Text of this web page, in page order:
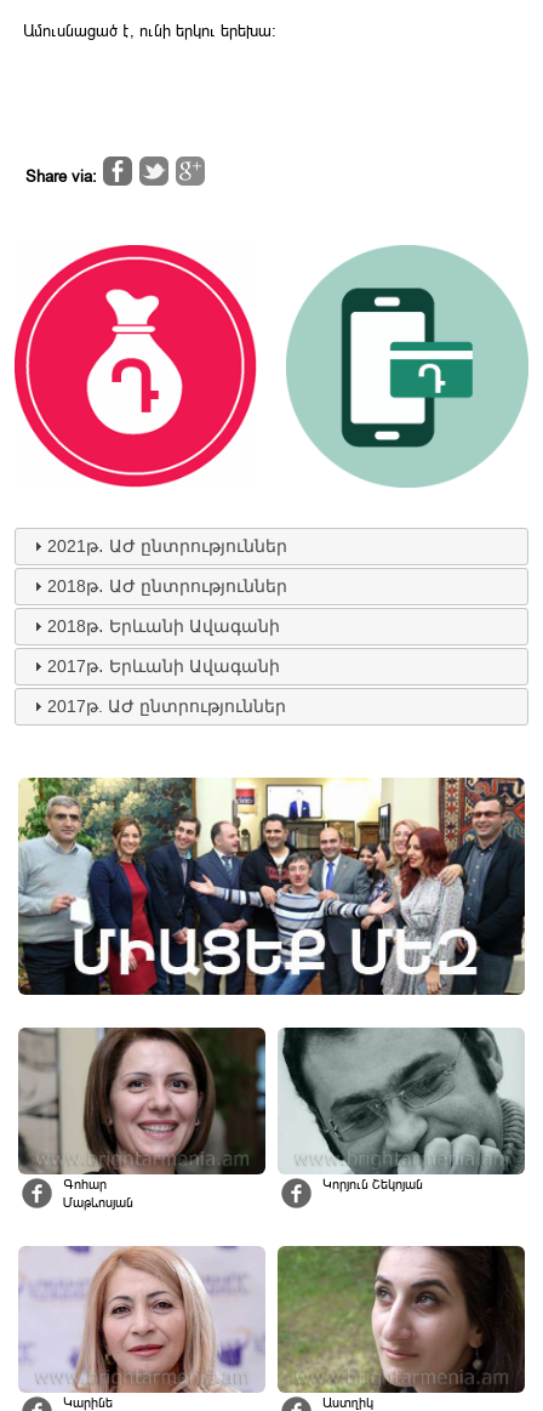
Ամուսնացած է, ունի երկու երեխա:
Share via:
2021թ․ ԱԺ ընտրություններ
2018թ․ ԱԺ ընտրություններ
2018թ․ Երևանի Ավագանի
2017թ․ Երևանի Ավագանի
2017թ. ԱԺ ընտրություններ
Գոհար
Մաթևոսյան
Կորյուն Շեկոյան
Կարինե Աստղիկ